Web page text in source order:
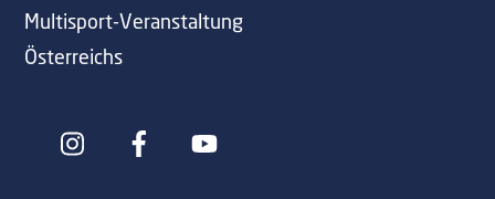
Multisport-Veranstaltung
Österreichs
Icon
Icon